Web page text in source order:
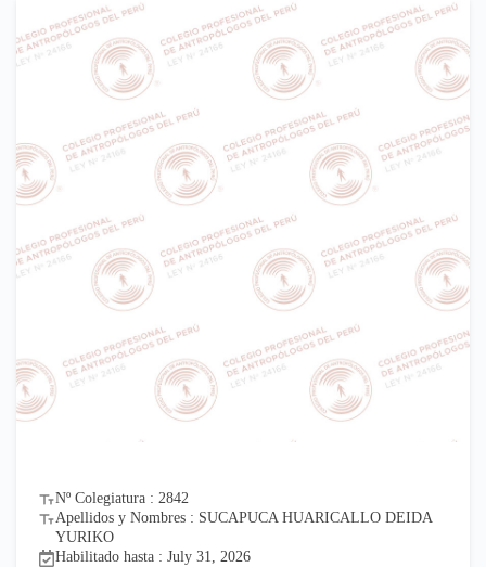
Nº Colegiatura : 2842
Apellidos y Nombres : SUCAPUCA HUARICALLO DEIDA
YURIKO
Habilitado hasta : July 31, 2026